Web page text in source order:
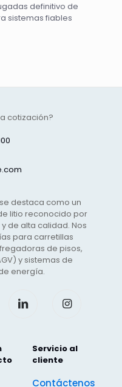
definitivo de
sistemas fiables
cotización?
se destaca como un
litio reconocido por
de alta calidad. Nos
para carretillas
de pisos,
y sistemas de
energía.
Servicio al
cliente
Contáctenos